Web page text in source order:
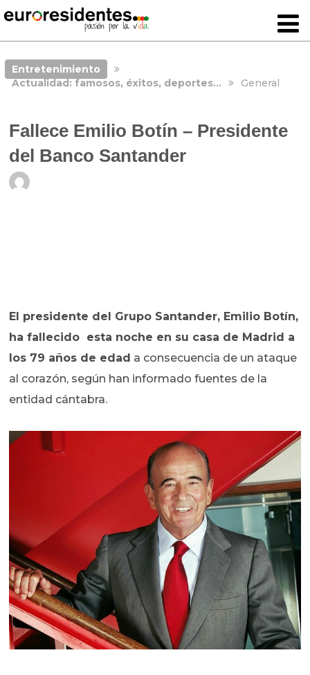
Entretenimiento
Actualidad: famosos, éxitos, deportes…
General
Fallece Emilio Botín – Presidente
del Banco Santander
El presidente del Grupo Santander, Emilio Botín,
ha fallecido esta noche en su casa de Madrid a
los 79 años de edad a consecuencia de un ataque
al corazón, según han informado fuentes de la
entidad cántabra.